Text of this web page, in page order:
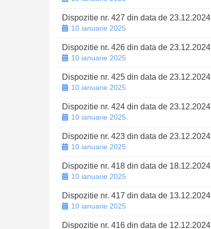
Dispozitie nr. 427 din data de 23.12.2024
10 ianuarie 2025
Dispozitie nr. 426 din data de 23.12.2024
10 ianuarie 2025
Dispozitie nr. 425 din data de 23.12.2024
10 ianuarie 2025
Dispozitie nr. 424 din data de 23.12.2024
10 ianuarie 2025
Dispozitie nr. 423 din data de 23.12.2024
10 ianuarie 2025
Dispozitie nr. 418 din data de 18.12.2024
10 ianuarie 2025
Dispozitie nr. 417 din data de 13.12.2024
10 ianuarie 2025
Dispozitie nr. 416 din data de 12.12.2024